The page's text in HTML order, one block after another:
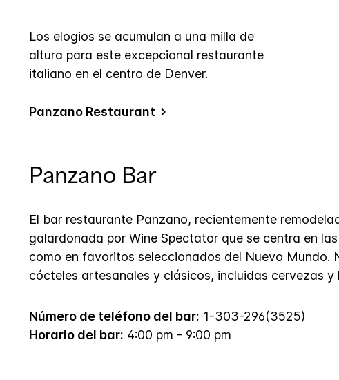
Los elogios se acumulan a una milla de
altura para este excepcional restaurante
italiano en el centro de Denver.
Panzano Restaurant
Panzano Bar
El bar restaurante Panzano, recientemente
galardonada por Wine Spectator que se centra en
como en favoritos seleccionados del Nuevo Mundo.
cócteles artesanales y clásicos, incluidas cervezas y
Número de teléfono del bar: 1-303-296(3525)
Horario del bar: 4:00 pm - 9:00 pm